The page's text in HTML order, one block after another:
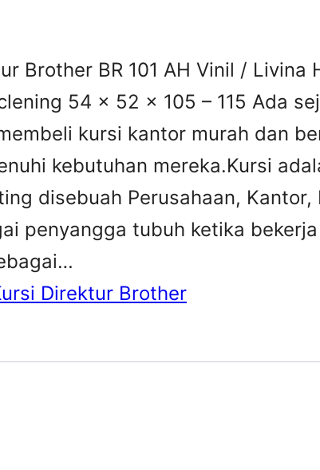
Brother BR 101 AH Vinil / Livina
54 x 52 x 105 – 115 Ada
kursi kantor murah dan
kebutuhan mereka.Kursi
disebuah Perusahaan, Kantor,
penyangga tubuh ketika
Direktur Brother